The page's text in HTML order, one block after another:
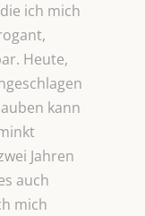
ich mich
Heute,
kann
Jahren
auch
mich